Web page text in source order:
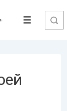
Меню